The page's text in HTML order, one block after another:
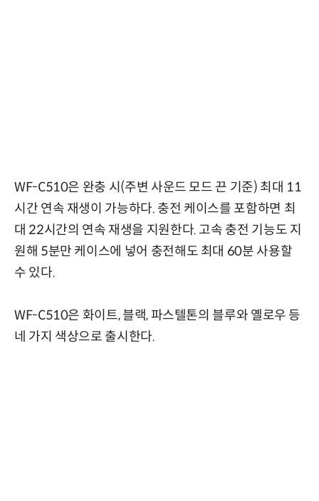
WF-C510은 완충 시(주변 사운드 모드 끈 기준) 최대 11
시간 연속 재생이 가능하다. 충전 케이스를 포함하면 최
대 22시간의 연속 재생을 지원한다. 고속 충전 기능도 지
원해 5분만 케이스에 넣어 충전해도 최대 60분 사용할
수 있다.
WF-C510은 화이트, 블랙, 파스텔톤의 블루와 옐로우 등
네 가지 색상으로 출시한다.